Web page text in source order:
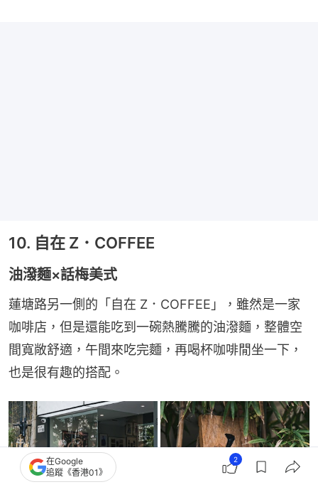
10. 自在 Z．COFFEE
油潑麵×話梅美式
蓮塘路另一側的「自在 Z．COFFEE」，雖然是一家
咖啡店，但是還能吃到一碗熱騰騰的油潑麵，整體空
間寬敞舒適，午間來吃完麵，再喝杯咖啡閒坐一下，
也是很有趣的搭配。
在Google
追蹤《香港01》
2